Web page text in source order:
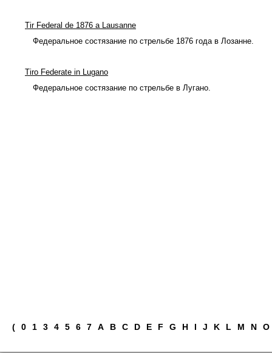
Tir Federal de 1876 a Lausanne
Федеральное cостязание по стрельбе 1876 года в Лозанне.
Tiro Federate in Lugano
Федеральное состязание по стрельбе в Лугано.
( 0 1 3 4 5 6 7 A B C D E F G H I J K L M N O